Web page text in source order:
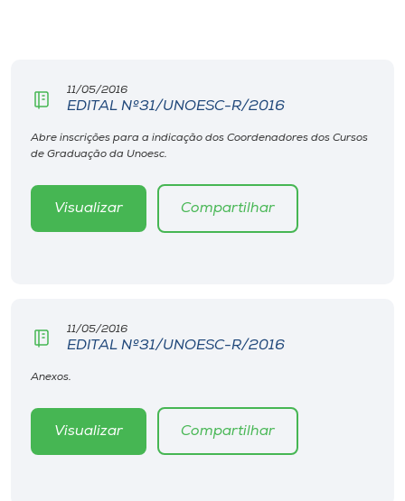
CPA
Biblioteca
Editora
Unoesc
Store
11/05/2016
EDITAL Nº31/UNOESC-R/2016
Abre inscrições para a indicação dos Coordenadores dos Cursos
de Graduação da Unoesc.
Visualizar Compartilhar
11/05/2016
EDITAL Nº31/UNOESC-R/2016
Anexos.
Visualizar Compartilhar